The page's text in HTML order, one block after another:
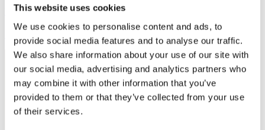
This website uses cookies
We use cookies to personalise content and ads, to
provide social media features and to analyse our traffic.
We also share information about your use of our site with
our social media, advertising and analytics partners who
may combine it with other information that you’ve
provided to them or that they’ve collected from your use
of their services.
Nasce "Shock napoletano"
Politica, amministrazione e impresa per riaprire Napoli al mondo.